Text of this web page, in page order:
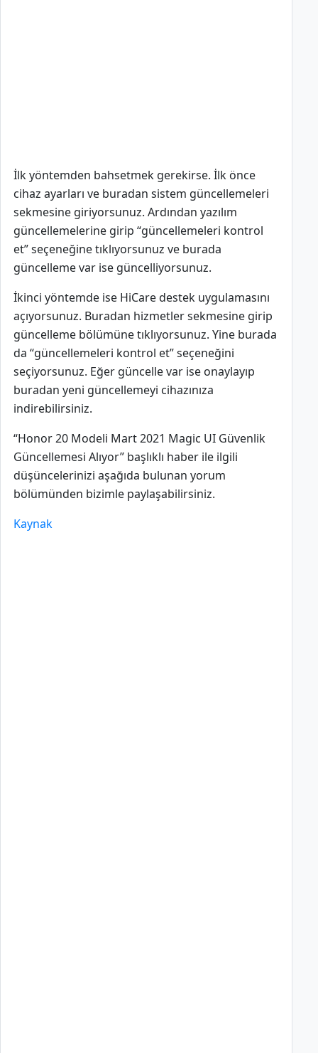
İlk yöntemden bahsetmek gerekirse. İlk önce
cihaz ayarları ve buradan sistem güncellemeleri
sekmesine giriyorsunuz. Ardından yazılım
güncellemelerine girip “güncellemeleri kontrol
et” seçeneğine tıklıyorsunuz ve burada
güncelleme var ise güncelliyorsunuz.
İkinci yöntemde ise HiCare destek uygulamasını
açıyorsunuz. Buradan hizmetler sekmesine girip
güncelleme bölümüne tıklıyorsunuz. Yine burada
da “güncellemeleri kontrol et” seçeneğini
seçiyorsunuz. Eğer güncelle var ise onaylayıp
buradan yeni güncellemeyi cihazınıza
indirebilirsiniz.
“Honor 20 Modeli Mart 2021 Magic UI Güvenlik
Güncellemesi Alıyor” başlıklı haber ile ilgili
düşüncelerinizi aşağıda bulunan yorum
bölümünden bizimle paylaşabilirsiniz.
Kaynak